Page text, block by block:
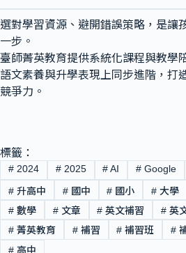
選對學習資源、避開錯誤策略，是讓
一步。
臺師菁英教育提供系統化課程與教學
語文素養與升學表現上同步進階，打
競爭力。
標籤：
#2024 #2025 #AI # Google
#升高中 #國中 # 國小 # 大學
#數學 #文章 # 英文補習 # 英
#菁英教育 #補習 # 補習班 #
#高中